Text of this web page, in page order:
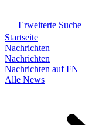
Erweiterte Suche
Startseite
Nachrichten
Nachrichten
Nachrichten auf FN
Alle News